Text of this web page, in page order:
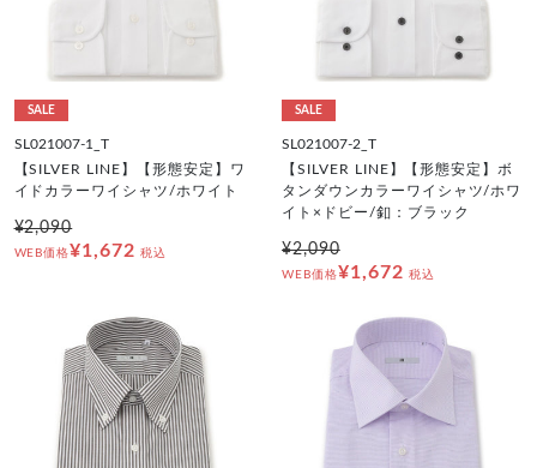
SALE
SL021007-1_T
【SILVER LINE】【形態安定】ワ
イドカラーワイシャツ/ホワイト
¥2,090
WEB価格¥1,672 税込
SALE
SL021007-2_T
【SILVER LINE】【形態安定】ボ
タンダウンカラーワイシャツ/ホワ
イト×ドビー/釦：ブラック
¥2,090
WEB価格¥1,672 税込